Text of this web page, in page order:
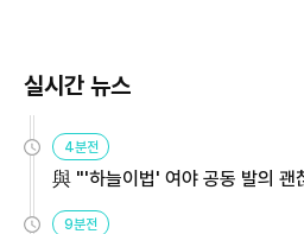
실시간 뉴스
4분전
與 "'하늘이법' 여야 공동 발의 괜
9분전